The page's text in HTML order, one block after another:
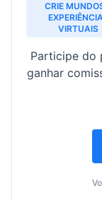
CRIE
VIRTUAIS
Participe do
ganhar